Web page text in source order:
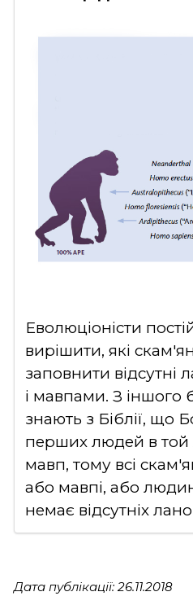
Еволюціоністи
вирішити, які
заповнити
і мавпами. З іншого
знають з Біблії, що
перших людей в той
мавп, тому всі
або мавпі, або
немає відсутніх
Дата публікації: 26.11.2018